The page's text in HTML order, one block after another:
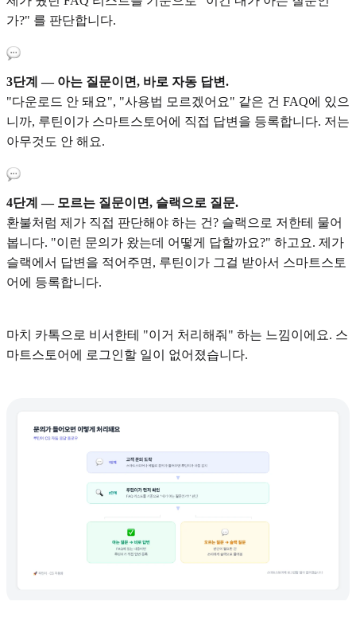
가?" 를 판단합니다.
3단계 — 아는 질문이면, 바로 자동 답변.
"다운로드 안 돼요", "사용법 모르겠어요" 같은 건 FAQ에 있으
니까, 루틴이가 스마트스토어에 직접 답변을 등록합니다. 저는
아무것도 안 해요.
4단계 — 모르는 질문이면, 슬랙으로 질문.
환불처럼 제가 직접 판단해야 하는 건? 슬랙으로 저한테 물어
봅니다. "이런 문의가 왔는데 어떻게 답할까요?" 하고요. 제가
슬랙에서 답변을 적어주면, 루틴이가 그걸 받아서 스마트스토
어에 등록합니다.
마치 카톡으로 비서한테 "이거 처리해줘" 하는 느낌이에요. 스
마트스토어에 로그인할 일이 없어졌습니다.